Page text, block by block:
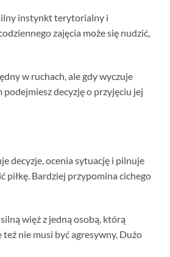
instynkt terytorialny i
zajęcia może się nudzić,
w ruchach, ale gdy wyczuje
decyzję o przyjęciu jej
decyzje, ocenia sytuację i pilnuje
piłkę. Bardziej przypomina cichego
więź z jedną osobą, którą
nie musi być agresywny. Dużo